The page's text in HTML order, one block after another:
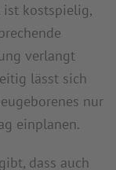
ist kostspielig,
verlangt
lässt sich
nur
einplanen.
dass auch